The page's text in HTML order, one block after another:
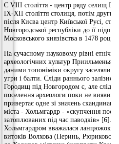
C VIII століття - центр ряду селищ
IX-XII століття столиця, потім другий
після Києва центр Київської Русі,
Новгородської республіки до її
Московського князівства в 1478 році.
На сучасному науковому рівні
археологічних культур Приильменья
даними топоніміки округу заселяли
угри і балти. Сліди раннього
Городищ під Новгородом є, але сліди
поселення археологи поки не
привертає одне зі значень
міста - Хольмгардр - «скупчення
затоплюваних під час паводків» [6].
Хольмгардром вважалася ланцюжок
витоків Волхова (Перинь, Рюриково